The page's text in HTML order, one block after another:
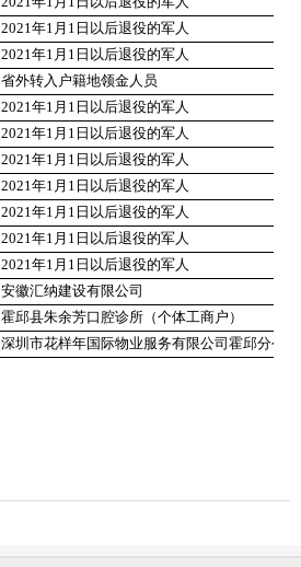
2021年1 月 1 日以后退役的军人
2021年1 月 1 日以后退役的军人
省外转入户籍地领金人员
2021年1 月 1 日以后退役的军人
2021年1 月 1 日以后退役的军人
2021年1 月 1 日以后退役的军人
2021年1 月 1 日以后退役的军人
2021年1 月 1 日以后退役的军人
2021年1 月 1 日以后退役的军人
2021年1 月 1 日以后退役的军人
安徽汇纳建设有限公司
霍邱县朱余芳口腔诊所（个体工商户）
深圳市花样年国际物业服务有限公司霍邱分公司